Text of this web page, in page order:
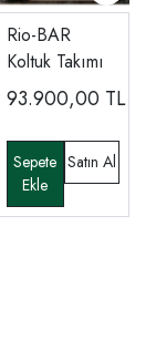
Rio-BAR
Koltuk Takımı
93.900,00 TL